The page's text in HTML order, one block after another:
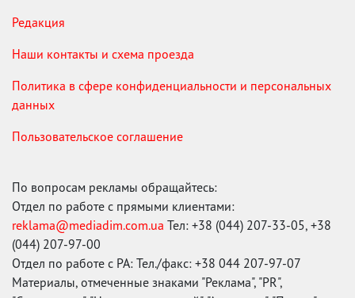
Редакция
Наши контакты и схема проезда
Политика в сфере конфиденциальности и персональных
данных
Пользовательское соглашение
По вопросам рекламы обращайтесь:
Отдел по работе с прямыми клиентами:
reklama@mediadim.com.ua Тел: +38 (044) 207-33-05, +38
(044) 207-97-00
Отдел по работе с РА: Тел./факс: +38 044 207-97-07
Материалы, отмеченные знаками "Реклама", "PR",